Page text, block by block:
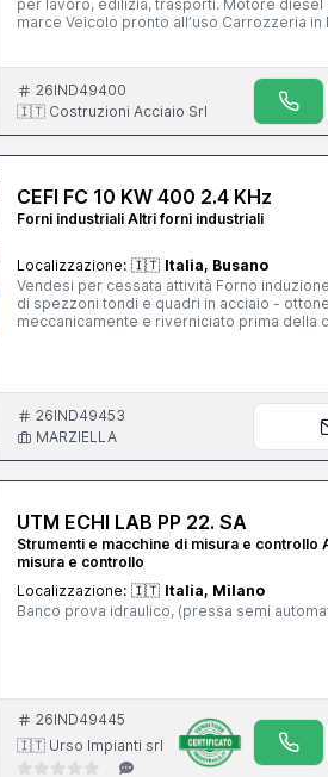
per lavoro, edilizia, trasporti. Motore diesel
marce Veicolo pronto all’uso Carrozzeria
26IND49400
🇮🇹 Costruzioni Acciaio Srl
CEFI FC 10 KW 400 2.4 KHz
Forni industriali Altri forni industriali
Localizzazione: 🇮🇹 Italia, Busano
Vendesi per cessata attività Forno
di spezzoni tondi e quadri in acciaio -
meccanicamente e riverniciato prima della
26IND49453
MARZIELLA
UTM ECHI LAB PP 22. SA
Strumenti e macchine di misura e controllo
misura e controllo
Localizzazione: 🇮🇹 Italia, Milano
Banco prova idraulico, (pressa semi
26IND49445
🇮🇹 Urso Impianti srl